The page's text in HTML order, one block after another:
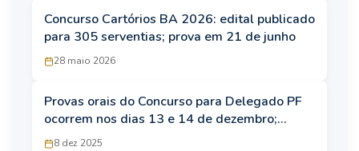
Concurso Cartórios BA 2026: edital publicado
para 305 serventias; prova em 21 de junho
28 maio 2026
Provas orais do Concurso para Delegado PF
ocorrem nos dias 13 e 14 de dezembro;
confira mais detalhes
8 dez 2025